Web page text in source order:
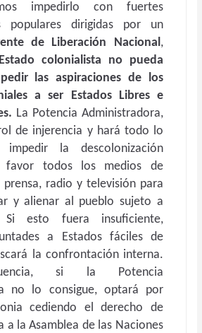
impedirlo con fuertes
populares dirigidas por un
de Liberación Nacional,
Estado colonialista no pueda
las aspiraciones de los
a ser Estados Libres e
La Potencia Administradora,
de injerencia y hará todo lo
la descolonización
favor todos los medios de
prensa, radio y televisión para
y alienar al pueblo sujeto a
Si esto fuera insuficiente,
a Estados fáciles de
la confrontación interna.
si la Potencia
no lo consigue, optará por
cediendo el derecho de
a la Asamblea de las Naciones